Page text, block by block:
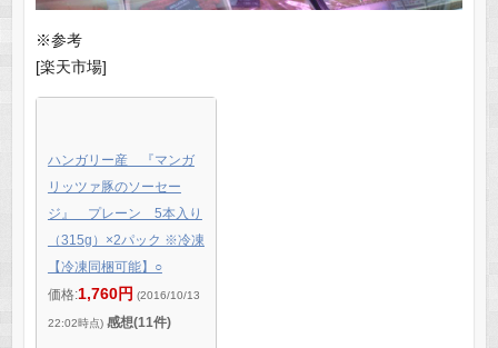
※参考
[楽天市場]
ハンガリー産 『マンガ
リッツァ豚のソーセー
ジ』 プレーン 5本入り
（315g）×2パック ※冷凍
【冷凍同梱可能】○
価格:1,760円 (2016/10/13
22:02時点) 感想(11件)